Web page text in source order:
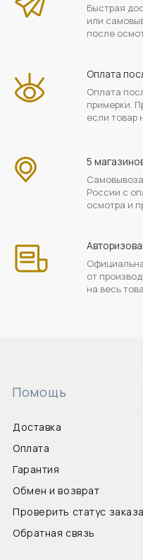
Быстрая
или
после
Оплата
Оплата
примерки.
если товар
5
России с
осмотра и
от
на весь
Помощь
Доставка
Оплата
Гарантия
Обмен и возврат
Проверить статус заказа
Обратная связь